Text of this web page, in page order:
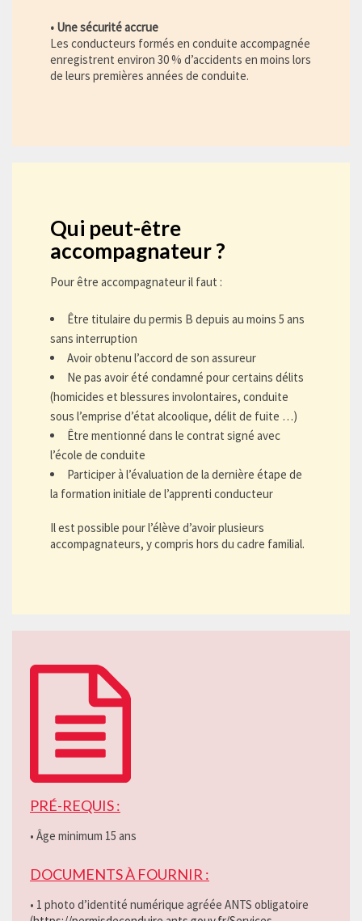
• Une sécurité accrue
Les conducteurs formés en conduite accompagnée
enregistrent environ 30 % d’accidents en moins lors
de leurs premières années de conduite.
Qui peut-être
accompagnateur ?
Pour être accompagnateur il faut :
Être titulaire du permis B depuis au moins 5 ans
sans interruption
Avoir obtenu l’accord de son assureur
Ne pas avoir été condamné pour certains délits
(homicides et blessures involontaires, conduite
sous l’emprise d’état alcoolique, délit de fuite …)
Être mentionné dans le contrat signé avec
l’école de conduite
Participer à l’évaluation de la dernière étape de
la formation initiale de l’apprenti conducteur
Il est possible pour l’élève d’avoir plusieurs
accompagnateurs, y compris hors du cadre familial.
PRÉ-REQUIS :
• Âge minimum 15 ans
DOCUMENTS À FOURNIR :
• 1 photo d’identité numérique agréée ANTS obligatoire